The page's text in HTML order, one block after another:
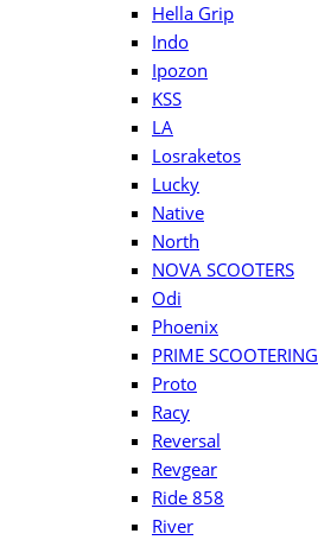
Hella Grip
Indo
Ipozon
KSS
LA
Losraketos
Lucky
Native
North
NOVA SCOOTERS
Odi
Phoenix
PRIME SCOOTERING
Proto
Racy
Reversal
Revgear
Ride 858
River